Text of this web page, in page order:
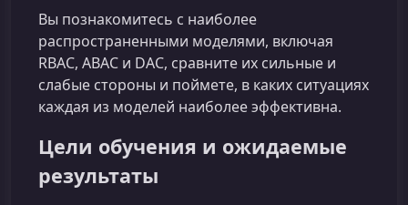
Вы познакомитесь с наиболее
распространенными моделями, включая
RBAC, ABAC и DAC, сравните их сильные и
слабые стороны и поймете, в каких ситуациях
каждая из моделей наиболее эффективна.
Цели обучения и ожидаемые
результаты